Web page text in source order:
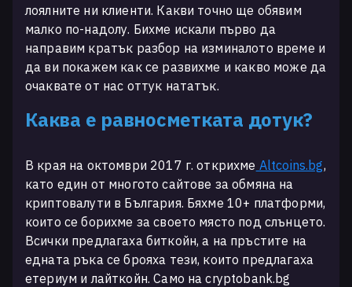
лоялните ни клиенти. Какви точно ще обявим
малко по-надолу. Бихме искали първо да
направим кратък разбор на изминалото време и
да ви покажем как се развихме и какво може да
очаквате от нас оттук нататък.
Каква е равносметката дотук?
В края на октомври 2017 г. oткрихме Altcoins.bg,
като един от многото сайтове за обмяна на
криптовалути в България. Бяхме 10+ платформи,
които се борихме за своето място под слънцето.
Всички предлагаха биткойн, а на пръстите на
едната ръка се брояха тези, които предлагаха
етериум и лайткойн. Само на cryptobank.bg